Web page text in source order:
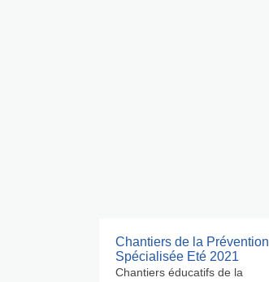
Chantiers de la Prévention
Spécialisée Eté 2021
Chantiers éducatifs de la